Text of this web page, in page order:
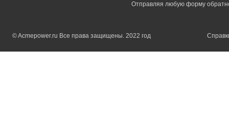
Отправляя любую форму
© Acmepower.ru Все права защищены. 2022 год